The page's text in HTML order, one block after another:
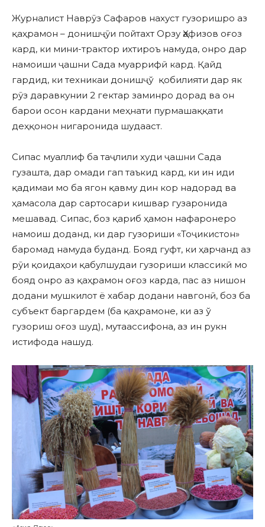
Журналист Наврӯз Сафаров нахуст гузоришро аз
қаҳрамон – донишҷӯи пойтахт Орзу Ҳафизов оғоз
кард, ки мини-трактор ихтироъ намуда, онро дар
намоиши ҷашни Сада муаррифӣ кард. Қайд
гардид, ки техникаи донишҷў қобилияти дар як
рӯз даравкунии 2 гектар заминро дорад ва он
барои осон кардани меҳнати пурмашаққати
деҳқонон нигаронида шудааст.
Сипас муаллиф ба таҷлили худи ҷашни Сада
гузашта, дар омади гап таъкид кард, ки ин иди
қадимаи мо ба ягон қавму дин кор надорад ва
ҳамасола дар сартосари кишвар гузаронида
мешавад. Сипас, боз қариб ҳамон нафаронеро
намоиш доданд, ки дар гузориши «Тоҷикистон»
баромад намуда буданд. Бояд гуфт, ки ҳарчанд аз
рӯи қоидаҳои қабулшудаи гузориши классикӣ мо
бояд онро аз қаҳрамон оғоз карда, пас аз нишон
додани мушкилот ё хабар додани навгонӣ, боз ба
субъект баргардем (ба қаҳрамоне, ки аз ў
гузориш оғоз шуд), мутаассифона, аз ин рукн
истифода нашуд.